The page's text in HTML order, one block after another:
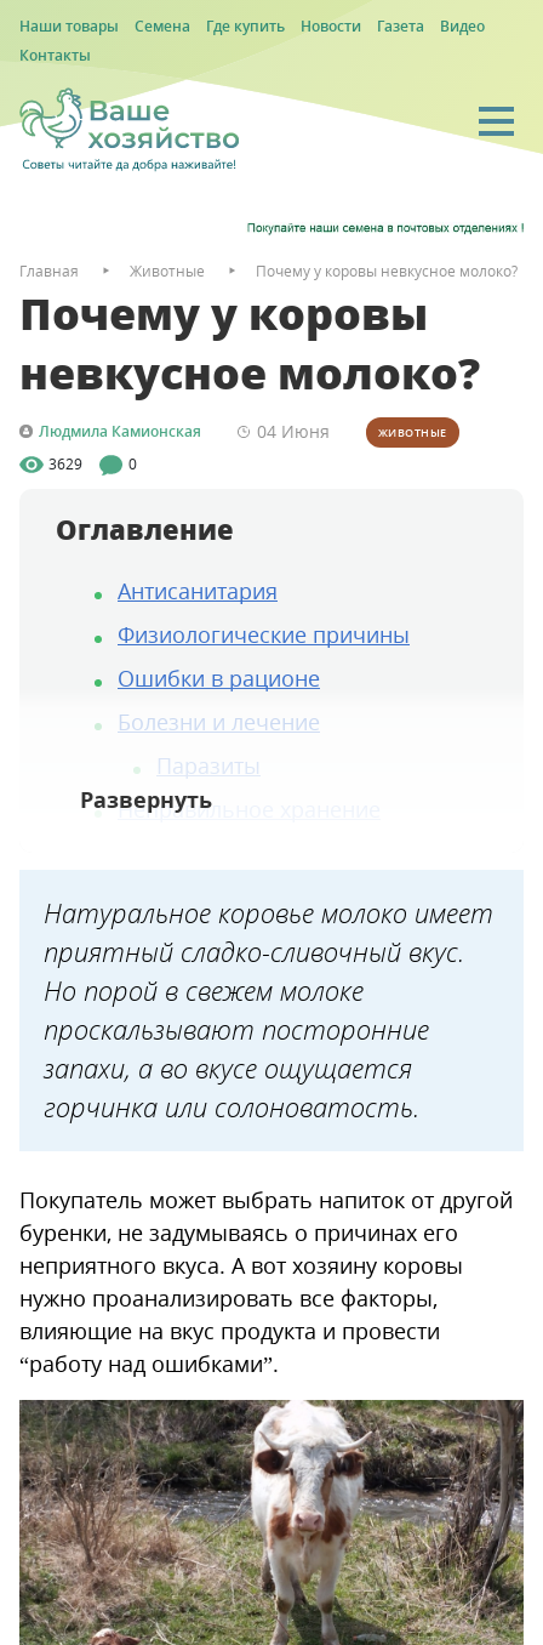
Наши товары Семена Где купить Новости Газета
Видео
Контакты
Главная Животные Почему у коровы невкусное молоко?
Почему у коровы
невкусное молоко?
Людмила Камионская 04 Июня ЖИВОТНЫЕ
3629 0
Оглавление
Антисанитария
Физиологические причины
Ошибки в рационе
Болезни и лечение
Паразиты
Неправильное хранение
Натуральное коровье молоко имеет
приятный сладко-сливочный вкус.
Но порой в свежем молоке
проскальзывают посторонние
запахи, а во вкусе ощущается
горчинка или солоноватость.
Покупатель может выбрать напиток от другой
буренки, не задумываясь о причинах его
неприятного вкуса. А вот хозяину коровы
нужно проанализировать все факторы,
влияющие на вкус продукта и провести
“работу над ошибками”.